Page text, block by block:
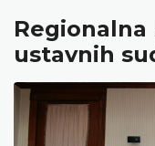
ustavnih